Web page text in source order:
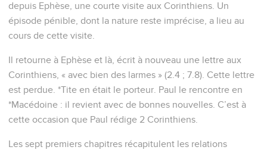
depuis Ephèse, une courte visite aux Corinthiens. Un
épisode pénible, dont la nature reste imprécise, a lieu au
cours de cette visite.
Il retourne à Ephèse et là, écrit à nouveau une lettre aux
Corinthiens, « avec bien des larmes » (2.4 ; 7.8). Cette lettre
est perdue. *Tite en était le porteur. Paul le rencontre en
*Macédoine : il revient avec de bonnes nouvelles. C’est à
cette occasion que Paul rédige 2 Corinthiens.
Les sept premiers chapitres récapitulent les relations